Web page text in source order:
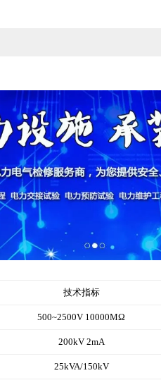
技术指标
500~2500V 10000MΩ
200kV 2mA
25kVA/150kV